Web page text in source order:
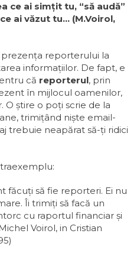
ce ai simţit tu, “să audă”
ai văzut tu… (M.Voirol,
reporterului la
informaţiilor. De fapt, e
că reporterul, prin
în mijlocul oamenilor,
știre o poţi scrie de la
trimiţând niște email-
trebuie neapărat să-ţi ridici
făcuţi să fie reporteri. Ei nu
Îi trimiţi să facă un
cu raportul financiar și
Voirol, in Cristian